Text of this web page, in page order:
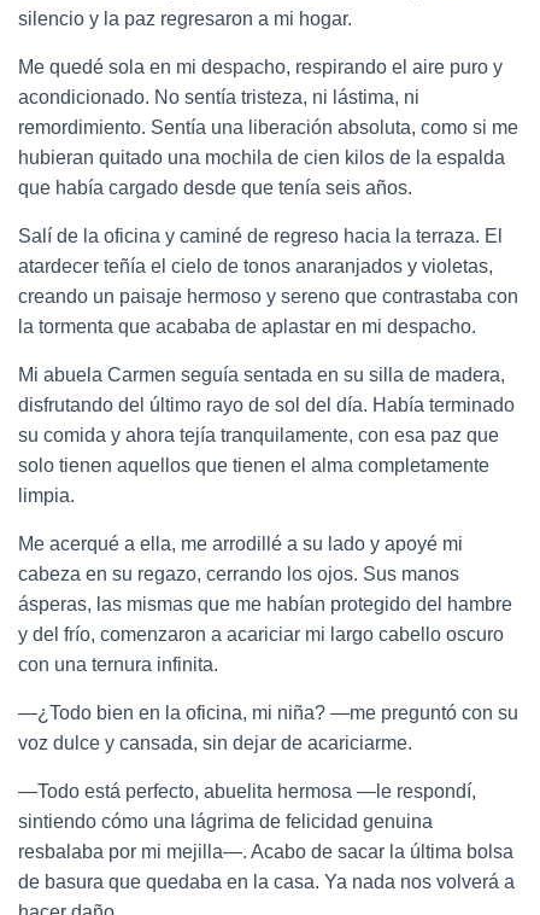
silencio y la paz regresaron a mi hogar.
Me quedé sola en mi despacho, respirando el aire puro y
acondicionado. No sentía tristeza, ni lástima, ni
remordimiento. Sentía una liberación absoluta, como si me
hubieran quitado una mochila de cien kilos de la espalda
que había cargado desde que tenía seis años.
Salí de la oficina y caminé de regreso hacia la terraza. El
atardecer teñía el cielo de tonos anaranjados y violetas,
creando un paisaje hermoso y sereno que contrastaba con
la tormenta que acababa de aplastar en mi despacho.
Mi abuela Carmen seguía sentada en su silla de madera,
disfrutando del último rayo de sol del día. Había terminado
su comida y ahora tejía tranquilamente, con esa paz que
solo tienen aquellos que tienen el alma completamente
limpia.
Me acerqué a ella, me arrodillé a su lado y apoyé mi
cabeza en su regazo, cerrando los ojos. Sus manos
ásperas, las mismas que me habían protegido del hambre
y del frío, comenzaron a acariciar mi largo cabello oscuro
con una ternura infinita.
—¿Todo bien en la oficina, mi niña? —me preguntó con su
voz dulce y cansada, sin dejar de acariciarme.
—Todo está perfecto, abuelita hermosa —le respondí,
sintiendo cómo una lágrima de felicidad genuina
resbalaba por mi mejilla—. Acabo de sacar la última bolsa
de basura que quedaba en la casa. Ya nada nos volverá a